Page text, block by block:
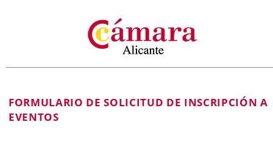
FORMULARIO DE SOLICITUD DE INSCRIPCIÓN A
EVENTOS